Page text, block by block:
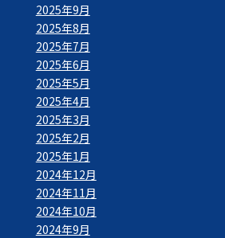
2025年9月
2025年8月
2025年7月
2025年6月
2025年5月
2025年4月
2025年3月
2025年2月
2025年1月
2024年12月
2024年11月
2024年10月
2024年9月